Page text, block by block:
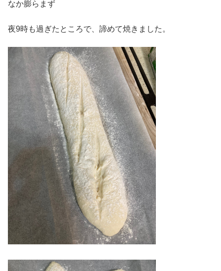
なか膨らまず
夜9時も過ぎたところで、諦めて焼きました。